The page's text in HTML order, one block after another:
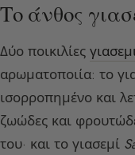
Το άνθος
Δύο ποικιλίες
αρωματοποιία: το
ισορροπημένο και
ζωώδες και
του· και το γιασεμί